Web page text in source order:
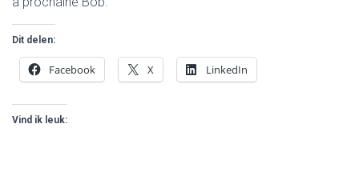
Dit delen:
Facebook X LinkedIn
Vind ik leuk: